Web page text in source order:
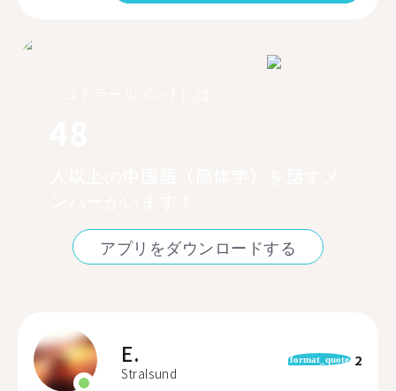
アプリをダウンロードする
E.
Stralsund
format_quote 2